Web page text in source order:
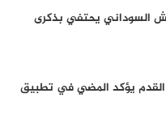
السوداني يحتفي بذكرى
القدم يؤكد المضي في تطبيق